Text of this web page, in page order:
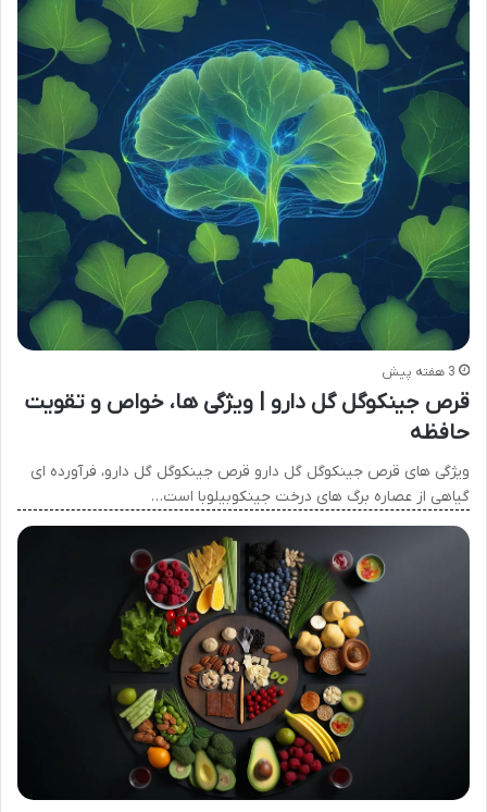
3 هفته پیش
قرص جینکوگل گل دارو | ویژگی ها، خواص و تقویت
حافظه
ویژگی های قرص جینکوگل گل دارو قرص جینکوگل گل دارو، فرآورده ای
گیاهی از عصاره برگ های درخت جینکوبیلوبا است…